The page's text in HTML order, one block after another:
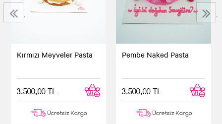
Kırmızı Meyveler Pasta
3.500,00 TL
Ücretsiz Kargo
Pembe Naked Pasta
3.500,00 TL
Ücretsiz Kargo
‹ ›